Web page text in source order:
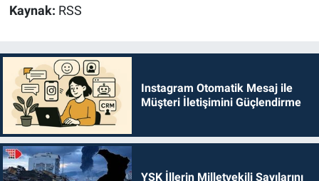
Kaynak: RSS
Instagram Otomatik Mesaj ile
Müşteri İletişimini Güçlendirme
YSK İllerin Milletvekili Sayılarını